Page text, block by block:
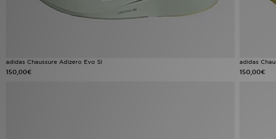
adidas Chaussure Adizero Evo Sl
150,00€
adidas
150,00€
Suivre Ma Commande
Nos Magasins